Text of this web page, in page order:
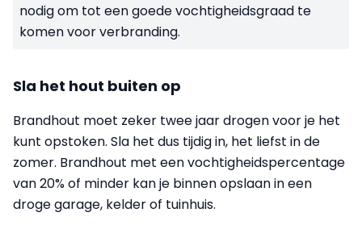
nodig om tot een goede vochtigheidsgraad te
komen voor verbranding.
Sla het hout buiten op
Brandhout moet zeker twee jaar drogen voor je het
kunt opstoken. Sla het dus tijdig in, het liefst in de
zomer. Brandhout met een vochtigheidspercentage
van 20% of minder kan je binnen opslaan in een
droge garage, kelder of tuinhuis.